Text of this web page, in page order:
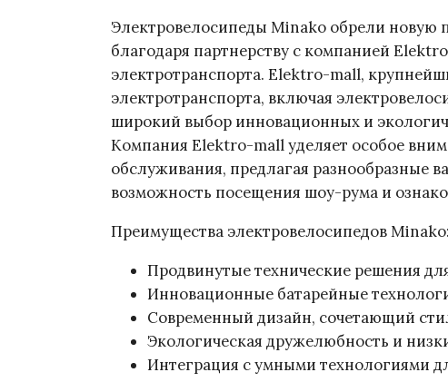
Электровелосипеды Minako обрели новую
благодаря партнерству с компанией
электротранспорта. Elektro-mall,
электротранспорта, включая
широкий выбор инновационных и
Компания Elektro-mall уделяет особое
обслуживания, предлагая разнообразные
возможность посещения шоу-рума и
Преимущества электровелосипедов Minako:
Продвинутые технические решения
Инновационные батарейные
Современный дизайн, сочетающий
Экологическая дружелюбность и
Интеграция с умными технологиями